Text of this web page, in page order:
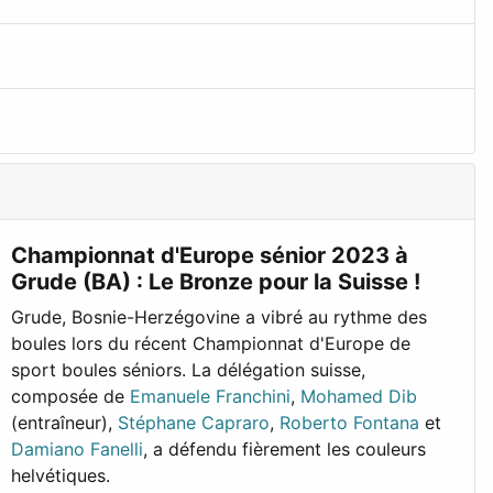
Championnat d'Europe sénior 2023 à
Grude (BA) : Le Bronze pour la Suisse !
Grude, Bosnie-Herzégovine a vibré au rythme des
boules lors du récent Championnat d'Europe de
sport boules séniors. La délégation suisse,
composée de Emanuele Franchini, Mohamed Dib
(entraîneur), Stéphane Capraro, Roberto Fontana et
Damiano Fanelli, a défendu fièrement les couleurs
helvétiques.